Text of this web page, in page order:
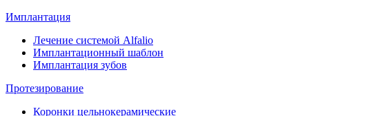
Имплантация
Лечение системой Alfalio
Имплантационный шаблон
Имплантация зубов
Протезирование
Коронки цельнокерамические